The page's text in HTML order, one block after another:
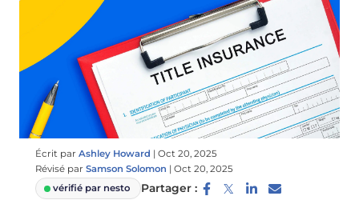
Écrit par Ashley Howard | Oct 20, 2025
Révisé par Samson Solomon | Oct 20, 2025
vérifié par nesto
Partager :